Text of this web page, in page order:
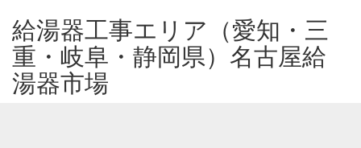
給湯器工事エリア（愛知・三
重・岐阜・静岡県）名古屋給
湯器市場